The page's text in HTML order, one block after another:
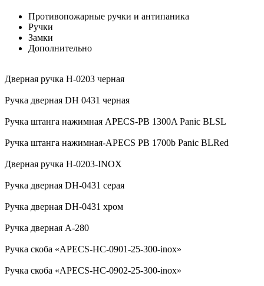
Противопожарные ручки и антипаника
Ручки
Замки
Дополнительно
Дверная ручка H-0203 черная
Ручка дверная DH 0431 черная
Ручка штанга нажимная APECS-PB 1300A Panic BLSL
Ручка штанга нажимная-APECS PB 1700b Panic BLRed
Дверная ручка H-0203-INOX
Ручка дверная DH-0431 серая
Ручка дверная DH-0431 хром
Ручка дверная А-280
Ручка скоба «APECS-HC-0901-25-300-inox»
Ручка скоба «APECS-HC-0902-25-300-inox»